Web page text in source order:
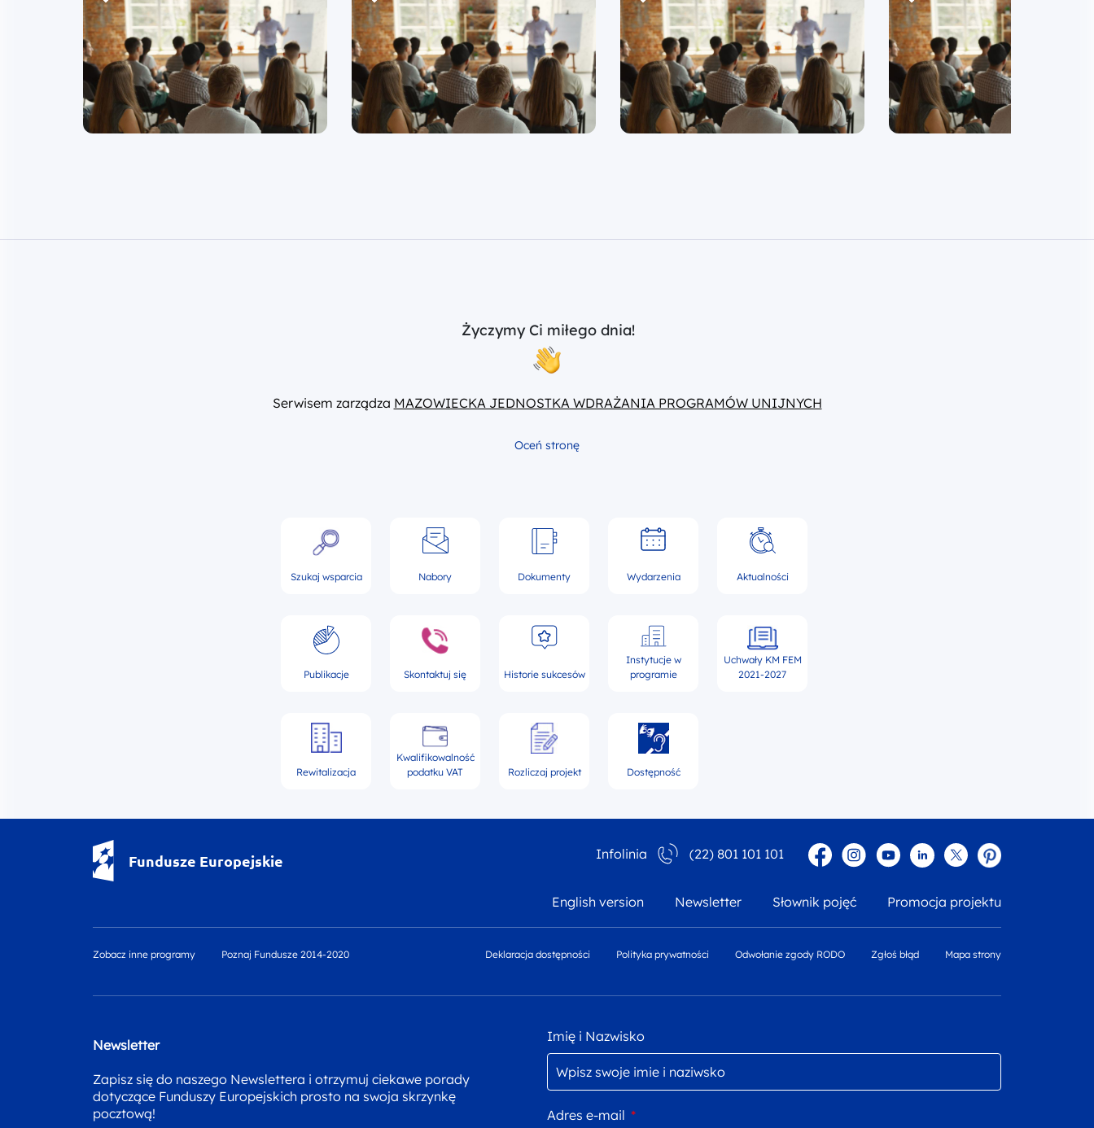
Życzymy Ci miłego dnia!
Serwisem zarządza MAZOWIECKA JEDNOSTKA WDRAŻANIA PROGRAMÓW UNIJNYCH
Oceń stronę
Szukaj wsparcia Nabory Dokumenty Wydarzenia Aktualności
Publikacje Skontaktuj się Historie sukcesów
Instytucje w
programie
Uchwały KM FEM
2021-2027
Rewitalizacja
Kwalifikowalność
podatku VAT
Rozliczaj projekt Dostępność
Fundusze Europejskie Infolinia (22) 801 101 101 FacebookInstagram
YouTubeLinkedin
twitterPinterest
English version Newsletter Słownik pojęć Promocja projektu
Zobacz inne programy Poznaj Fundusze 2014-2020 Deklaracja dostępności Polityka prywatności Odwołanie zgody RODO Zgłoś błąd Mapa strony
Newsletter
Zapisz się do naszego Newslettera i otrzymuj ciekawe porady
dotyczące Funduszy Europejskich prosto na swoja skrzynkę
pocztową!
Imię i Nazwisko
Adres e-mail *